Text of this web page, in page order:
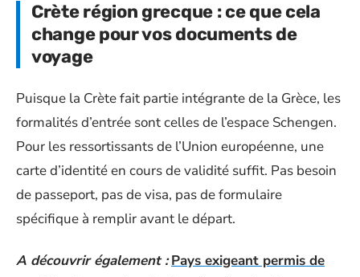
Crète région grecque : ce que cela
change pour vos documents de
voyage
Puisque la Crète fait partie intégrante de la Grèce, les
formalités d’entrée sont celles de l’espace Schengen.
Pour les ressortissants de l’Union européenne, une
carte d’identité en cours de validité suffit. Pas besoin
de passeport, pas de visa, pas de formulaire
spécifique à remplir avant le départ.
A découvrir également : Pays exigeant permis de